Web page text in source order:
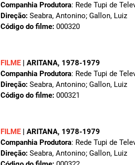
Companhia Produtora: Rede Tupi de
Direção: Seabra, Antonino; Gallon, Luiz
Código do filme: 000320
FILME | ARITANA, 1978-1979
Companhia Produtora: Rede Tupi de
Direção: Seabra, Antonino; Gallon, Luiz
Código do filme: 000321
FILME | ARITANA, 1978-1979
Companhia Produtora: Rede Tupi de
Direção: Seabra, Antonino; Gallon, Luiz